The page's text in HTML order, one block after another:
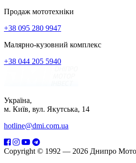
Продаж мототехніки
+38 095 280 9947
Малярно-кузовний комплекс
+38 044 205 5940
Україна,
м. Київ, вул. Якутська, 14
hotline@dmi.com.ua
Copyright © 1992 — 2026 Днипро